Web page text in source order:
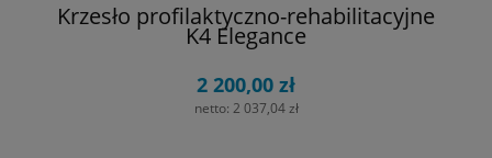
Krzesło profilaktyczno-rehabilitacyjne
K4 Elegance
2 200,00 zł
netto: 2 037,04 zł